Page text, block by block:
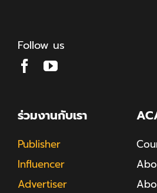
Follow us
ร่วมงานกับเรา
Publisher
Influencer
Advertiser